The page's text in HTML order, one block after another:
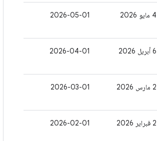
‫4 مايو 2026 2026-05-01
‫6 أبريل 2026 2026-04-01
‫2 مارس 2026 2026-03-01
‫2 فبراير 2026 2026-02-01